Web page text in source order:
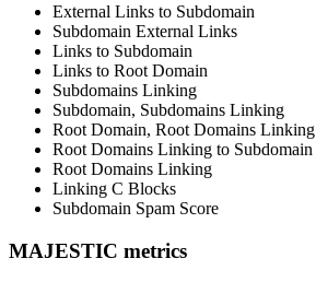
External Links to Subdomain
Subdomain External Links
Links to Subdomain
Links to Root Domain
Subdomains Linking
Subdomain, Subdomains Linking
Root Domain, Root Domains Linking
Root Domains Linking to Subdomain
Root Domains Linking
Linking C Blocks
Subdomain Spam Score
MAJESTIC metrics